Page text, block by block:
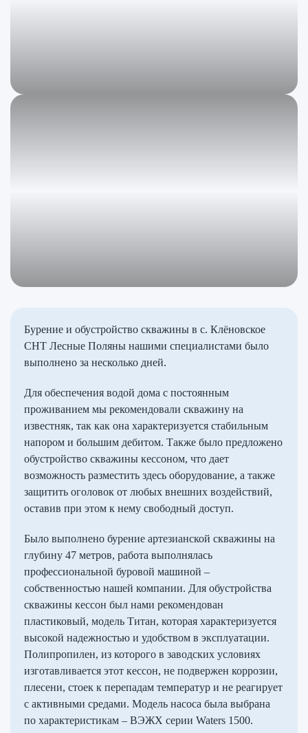
Бурение и обустройство скважины в с. Клёновское
СНТ Лесные Поляны нашими специалистами было
выполнено за несколько дней.
Для обеспечения водой дома с постоянным
проживанием мы рекомендовали скважину на
известняк, так как она характеризуется стабильным
напором и большим дебитом. Также было предложено
обустройство скважины кессоном, что дает
возможность разместить здесь оборудование, а также
защитить оголовок от любых внешних воздействий,
оставив при этом к нему свободный доступ.
Было выполнено бурение артезианской скважины на
глубину 47 метров, работа выполнялась
профессиональной буровой машиной –
собственностью нашей компании. Для обустройства
скважины кессон был нами рекомендован
пластиковый, модель Титан, которая характеризуется
высокой надежностью и удобством в эксплуатации.
Полипропилен, из которого в заводских условиях
изготавливается этот кессон, не подвержен коррозии,
плесени, стоек к перепадам температур и не реагирует
с активными средами. Модель насоса была выбрана
по характеристикам – ВЭЖХ серии Waters 1500.